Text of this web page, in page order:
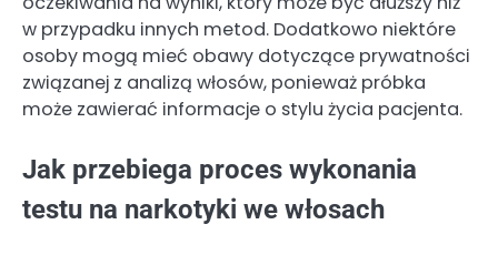
w przypadku innych metod. Dodatkowo niektóre
osoby mogą mieć obawy dotyczące prywatności
związanej z analizą włosów, ponieważ próbka
może zawierać informacje o stylu życia pacjenta.
Jak przebiega proces wykonania
testu na narkotyki we włosach